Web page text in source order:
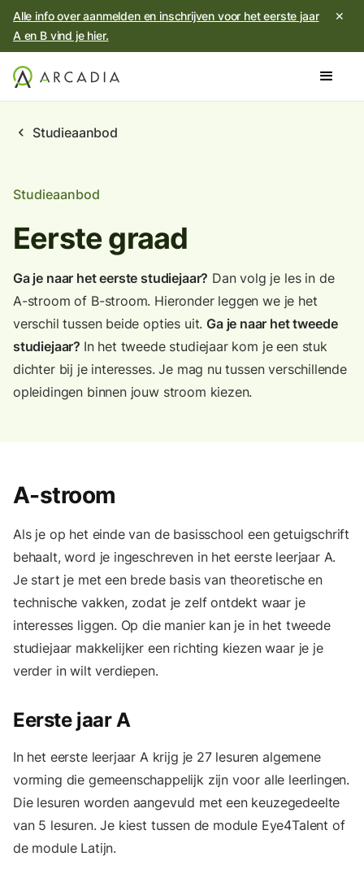
Alle info over aanmelden en inschrijven voor het eerste jaar
A en B vind je hier.
✕
chevron_left Studieaanbod
Studieaanbod
Eerste graad
Ga je naar het eerste studiejaar? Dan volg je les in de
A-stroom of B-stroom. Hieronder leggen we je het
verschil tussen beide opties uit. Ga je naar het tweede
studiejaar? In het tweede studiejaar kom je een stuk
dichter bij je interesses. Je mag nu tussen verschillende
opleidingen binnen jouw stroom kiezen.
A-stroom
Als je op het einde van de basisschool een getuigschrift
behaalt, word je ingeschreven in het eerste leerjaar A.
Je start je met een brede basis van theoretische en
technische vakken, zodat je zelf ontdekt waar je
interesses liggen. Op die manier kan je in het tweede
studiejaar makkelijker een richting kiezen waar je je
verder in wilt verdiepen.
Eerste jaar A
In het eerste leerjaar A krijg je 27 lesuren algemene
vorming die gemeenschappelijk zijn voor alle leerlingen.
Die lesuren worden aangevuld met een keuzegedeelte
van 5 lesuren. Je kiest tussen de module Eye4Talent of
de module Latijn.